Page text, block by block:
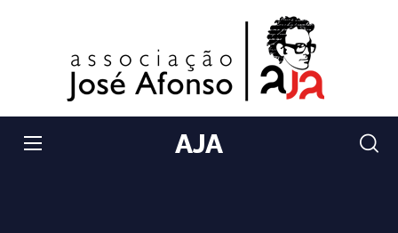
AJA